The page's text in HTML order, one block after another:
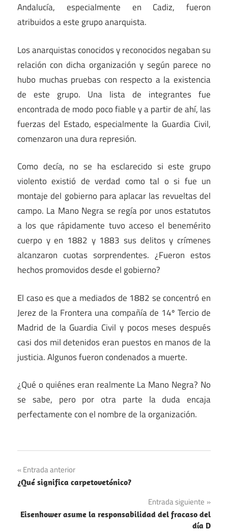
Andalucía, especialmente en Cadiz, fueron
atribuidos a este grupo anarquista.
Los anarquistas conocidos y reconocidos negaban su
relación con dicha organización y según parece no
hubo muchas pruebas con respecto a la existencia
de este grupo. Una lista de integrantes fue
encontrada de modo poco fiable y a partir de ahí, las
fuerzas del Estado, especialmente la Guardia Civil,
comenzaron una dura represión.
Como decía, no se ha esclarecido si este grupo
violento existió de verdad como tal o si fue un
montaje del gobierno para aplacar las revueltas del
campo. La Mano Negra se regía por unos estatutos
a los que rápidamente tuvo acceso el benemérito
cuerpo y en 1882 y 1883 sus delitos y crímenes
alcanzaron cuotas sorprendentes. ¿Fueron estos
hechos promovidos desde el gobierno?
El caso es que a mediados de 1882 se concentró en
Jerez de la Frontera una compañía de 14º Tercio de
Madrid de la Guardia Civil y pocos meses después
casi dos mil detenidos eran puestos en manos de la
justicia. Algunos fueron condenados a muerte.
¿Qué o quiénes eran realmente La Mano Negra? No
se sabe, pero por otra parte la duda encaja
perfectamente con el nombre de la organización.
Navegación
de
entradas
Entrada anterior
¿Qué significa carpetovetónico?
Entrada siguiente
Eisenhower asume la responsabilidad del fracaso del
día D